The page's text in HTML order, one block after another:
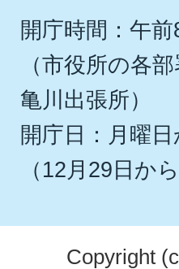
開庁時間：午
（市役所の各
亀川出張所）
開庁日：月曜
（12月29日か
Copyright